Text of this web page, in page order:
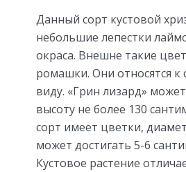
Данный сорт кустовой
небольшие лепестки
окраса. Внешне такие
ромашки. Они относятся к
виду. «Грин лизард»
высоту не более 130
сорт имеет цветки,
может достигать 5-6
Кустовое растение